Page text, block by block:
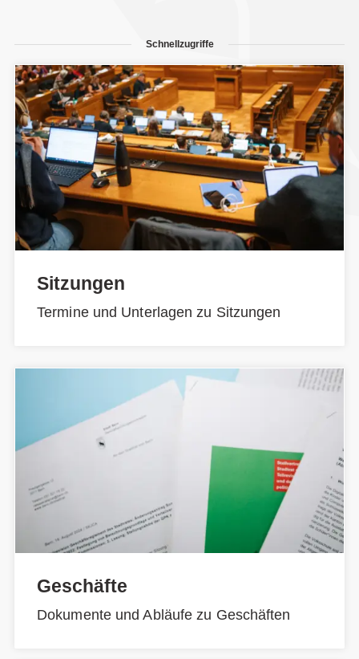
Schnellzugriffe
Sitzungen
Termine und Unterlagen zu Sitzungen
Geschäfte
Dokumente und Abläufe zu Geschäften